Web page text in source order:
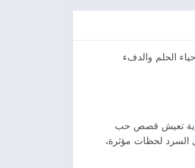
الحلم والدفء
عادية تعيش قصص حب
السرد لحظات مؤثرة،